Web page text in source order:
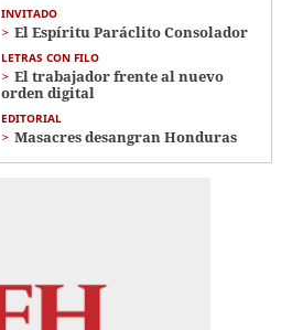
INVITADO
El Espíritu Paráclito Consolador
LETRAS CON FILO
El trabajador frente al nuevo
orden digital
EDITORIAL
Masacres desangran Honduras